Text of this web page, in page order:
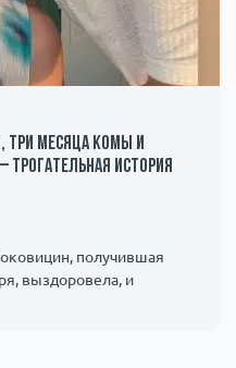
три месяца комы и
история
получившая
выздоровела, и